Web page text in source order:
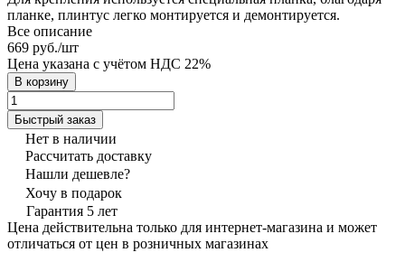
планке, плинтус легко монтируется и демонтируется.
Все описание
669 руб./шт
Цена указана с учётом НДС 22%
В корзину
Быстрый заказ
Нет в наличии
Рассчитать доставку
Нашли дешевле?
Хочу в подарок
Гарантия 5 лет
Цена действительна только для интернет-магазина и может
отличаться от цен в розничных магазинах